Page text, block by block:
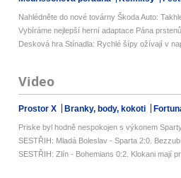
Nahlédněte do nové továrny Škoda Auto:
Vybíráme nejlepší herní adaptace Pána
Desková hra Stínadla: Rychlé šípy ožívají v
Video
Prostor X Branky, body, kokoti
Priske byl hodně nespokojen s výkonem
SESTŘIH: Mladá Boleslav - Sparta 2:0.
SESTŘIH: Zlín - Bohemians 0:2. Klokani mají